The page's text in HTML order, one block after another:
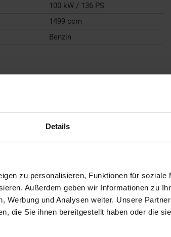
Details
zu personalisieren, Funktionen für soziale
Außerdem geben wir Informationen zu
Werbung und Analysen weiter. Unsere
die Sie ihnen bereitgestellt haben oder die
100 kW / 136 PS
1499 ccm
Benzin